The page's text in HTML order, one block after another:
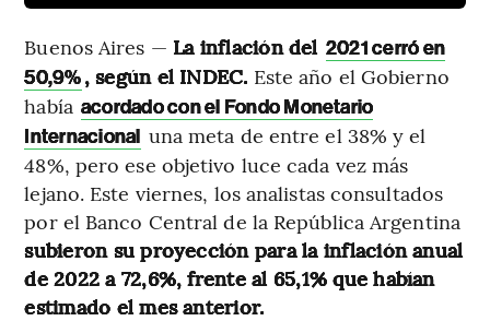
Buenos Aires — La inflación del 2021 cerró en
50,9%, según el INDEC. Este año el Gobierno
había acordado con el Fondo Monetario
Internacional una meta de entre el 38% y el
48%, pero ese objetivo luce cada vez más
lejano. Este viernes, los analistas consultados
por el Banco Central de la República Argentina
subieron su proyección para la inflación anual
de 2022 a 72,6%, frente al 65,1% que habían
estimado el mes anterior.